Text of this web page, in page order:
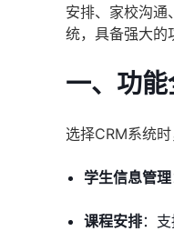
安排、家校沟通
统，具备强大的
一、功
选择CRM系统
学生信息管理
课程安排：